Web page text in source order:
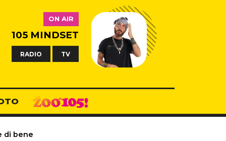
ON AIR
105 MINDSET
RADIO TV
di bene